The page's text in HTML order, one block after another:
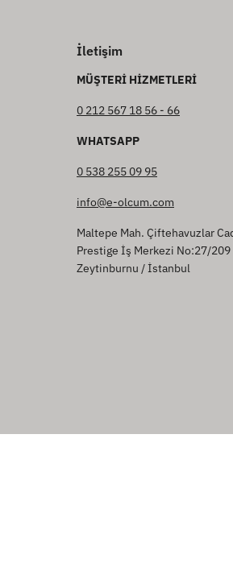
İletişim
MÜŞTERİ HİZMETLERİ
0 212 567 18 56 - 66
WHATSAPP
0 538 255 09 95
info@e-olcum.com
Maltepe Mah. Çiftehavuzlar
Prestige İş Merkezi No:27/209
Zeytinburnu / İstanbul